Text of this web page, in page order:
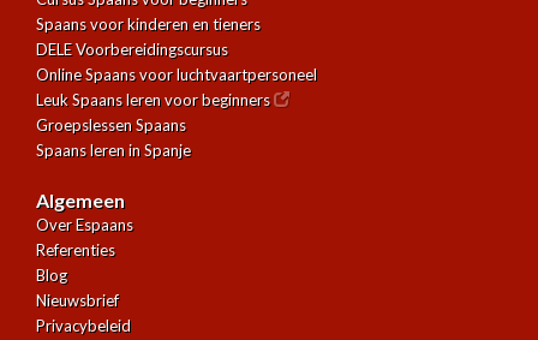
Spaans voor kinderen en tieners
DELE Voorbereidingscursus
Online Spaans voor luchtvaartpersoneel
Leuk Spaans leren voor beginners
Groepslessen Spaans
Spaans leren in Spanje
Algemeen
Over Espaans
Referenties
Blog
Nieuwsbrief
Privacybeleid